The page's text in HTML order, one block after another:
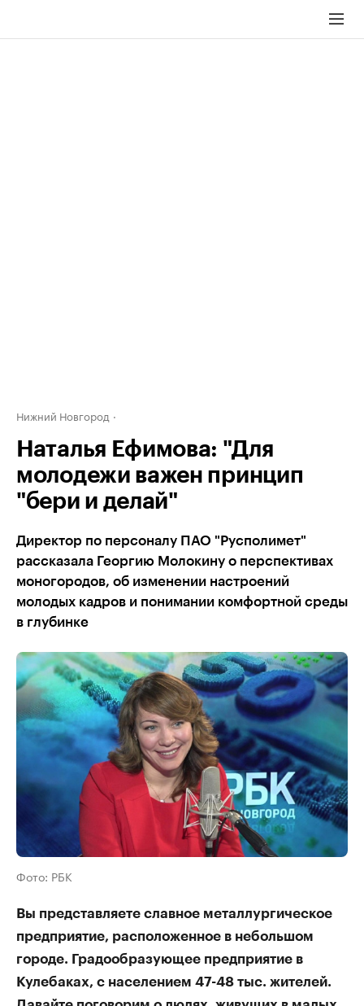
Нижний Новгород
Наталья Ефимова: "Для
молодежи важен принцип
"бери и делай"
Директор по персоналу ПАО "Русполимет"
рассказала Георгию Молокину о перспективах
моногородов, об изменении настроений
молодых кадров и понимании комфортной среды
в глубинке
Фото: РБК
Вы представляете славное металлургическое
предприятие, расположенное в небольшом
городе. Градообразующее предприятие в
Кулебаках, с населением 47-48 тыс. жителей.